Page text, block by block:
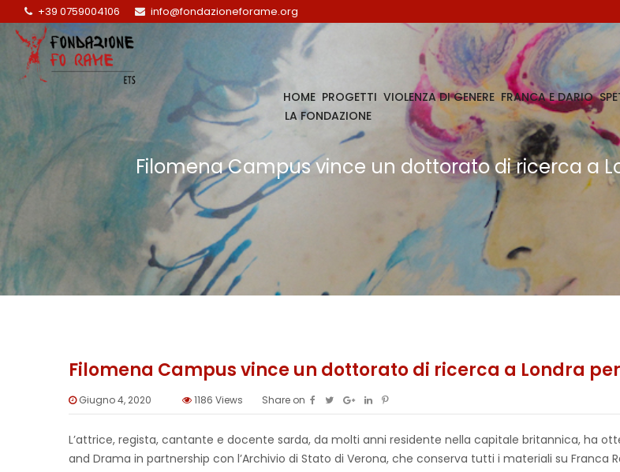
+39 0759004106 info@fondazioneforame.org
HOME PROGETTI VIOLENZA DI GENERE FRANCA E DARIO
LA FONDAZIONE
Filomena Campus vince un dottorato di ricerca a
Filomena Campus vince un dottorato di ricerca a Londra
Giugno 4, 2020 1186 Views Share on
L’attrice, regista, cantante e docente sarda, da molti anni residente nella capitale britannica, ha
and Drama in partnership con l’Archivio di Stato di Verona, che conserva tutti i materiali su Franca